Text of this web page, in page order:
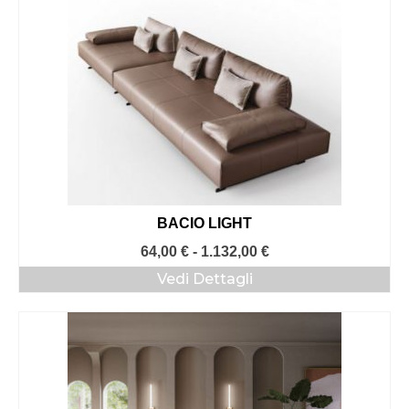
BACIO LIGHT
64,00 € - 1.132,00 €Fascia
di
1.132,00 €
Vedi Dettagli